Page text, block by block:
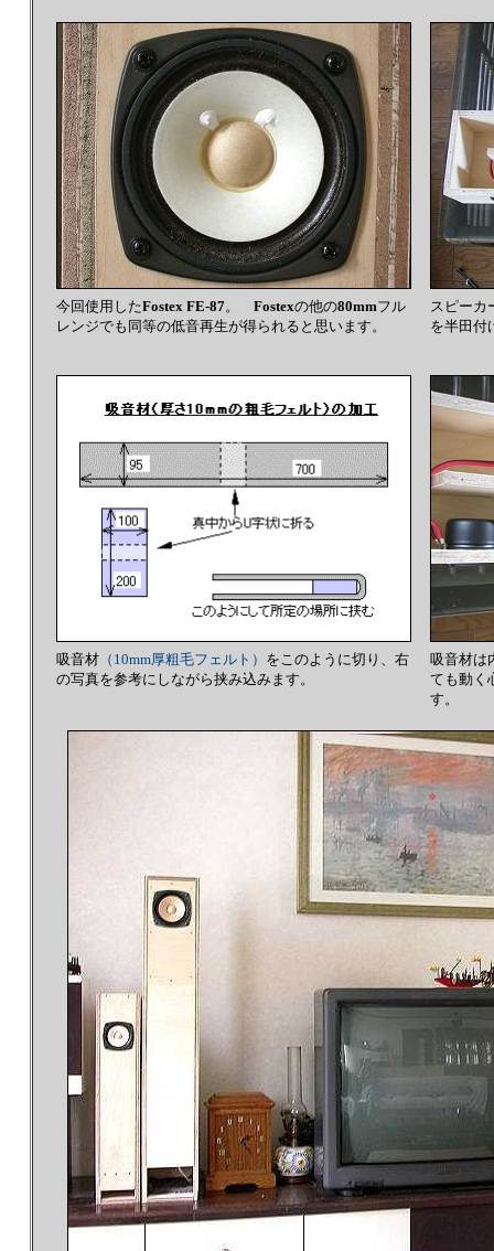
今回使用したFostex FE-87。 Fostexの他の80mmフル
レンジでも同等の低音再生が得られると思います。
スピーカ
を半田付
吸音材 （10mm厚粗毛フェルト） をこのように切り、右
の写真を参考にしながら挟み込みます。
吸音材は
ても動く
す。